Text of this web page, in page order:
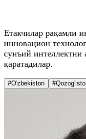
Етакчилар рақамли
инновацион
сунъий интеллектни
қаратадилар.
#O'zbekiston